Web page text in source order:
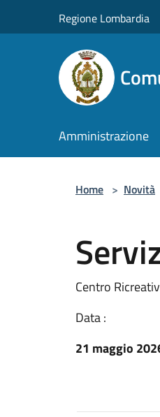
Regione Lombardia
Amministrazione
Home > Novità
Centro
Data :
21 maggio